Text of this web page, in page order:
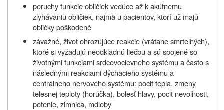
poruchy funkcie obličiek vedúce až k akútnemu
zlyhávaniu obličiek, najmä u pacientov, ktorí už majú
obličky poškodené
závažné, život ohrozujúce reakcie (vrátane smrteľných),
ktoré si vyžadujú neodkladnú liečbu a sú spojené so
životnými funkciami srdcovocievneho systému a často s
následnými reakciami dýchacieho systému a
centrálneho nervového systému: pocit tepla, zmeny
telesnej teploty (horúčka), bolesť hlavy, pocit nevoľnosti,
potenie, zimnica, mdloby